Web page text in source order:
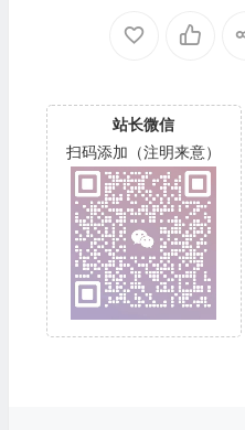
站长微信
扫码添加（注明来意）